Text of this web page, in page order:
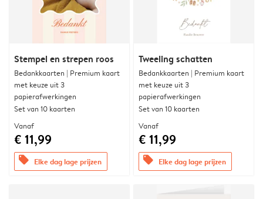
Stempel en strepen roos
Bedankkaarten | Premium kaart
met keuze uit 3
papierafwerkingen
Set van 10 kaarten
Vanaf
€ 11,99
offers Elke dag lage prijzen
Tweeling schatten
Bedankkaarten | Premium kaart
met keuze uit 3
papierafwerkingen
Set van 10 kaarten
Vanaf
€ 11,99
offers Elke dag lage prijzen